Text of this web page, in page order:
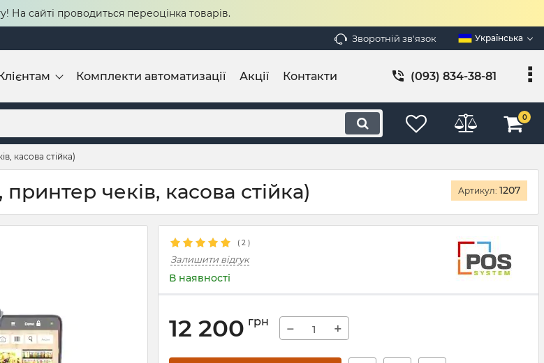
На сайті проводиться переоцінка товарів.
Зворотній зв'язок Українська
Комплекти автоматизації Акції Контакти (093) 834-38-81
0
касова стійка)
чеків, касова стійка) Артикул: 1207
( 2 )
Залишити відгук
В наявності
12 200 грн − +